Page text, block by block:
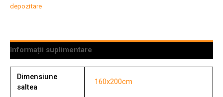
depozitare
Informații suplimentare
Dimensiune
saltea
160x200cm